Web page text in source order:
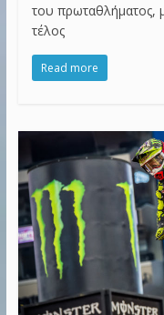
του πρωταθλήματος,
τέλος
Read more